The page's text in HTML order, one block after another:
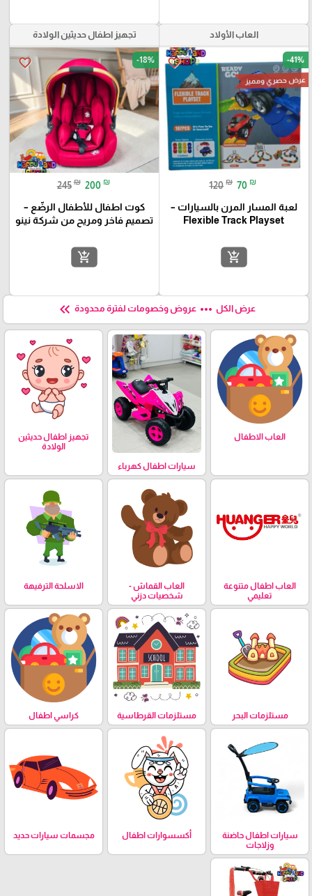
العاب الأولاد
favorite_border -41%
عرض حصري ومميز
120 ₪ 70 ₪
لعبة المسار المرن بالسيارات –
Flexible Track Playset
add_shopping_cart
تجهيز اطفال حديثين الولادة
favorite_border -18%
245 ₪ 200 ₪
كوت اطفال للأطفال الرضّع –
تصميم فاخر ومريح من شركة نينو
add_shopping_cart
عرض الكل more_horiz عروض وخصومات لفترة محدودة keyboard_double_arrow_left
العاب الاطفال
سيارات اطفال كهرباء
تجهيز اطفال حديثين
الولادة
العاب اطفال متنوعة
تعليمي
العاب القماش -
شخصيات دزني
الاسلحة الترفيهة
مستلزمات البحر مستلزمات القرطاسية كراسي اطفال
سيارات اطفال حاضنة
وزلاجات
أكسسوارات اطفال مجسمات سيارات حديد